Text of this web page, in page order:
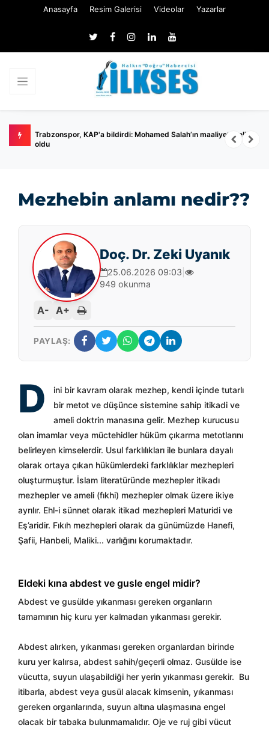
Anasayfa Resim Galerisi Videolar Yazarlar
Trabzonspor, KAP'a bildirdi: Mohamed Salah’ın maaliyeti belli
oldu
Mezhebin anlamı nedir??
Doç. Dr. Zeki Uyanık
25.06.2026 09:03
949 okunma
A- A+
PAYLAŞ:
D
ini bir kavram olarak mezhep, kendi içinde tutarlı
bir metot ve düşünce sistemine sahip itikadi ve
ameli doktrin manasına gelir. Mezhep kurucusu
olan imamlar veya müctehidler hüküm çıkarma metotlarını
belirleyen kimselerdir. Usul farklılıkları ile bunlara dayalı
olarak ortaya çıkan hükümlerdeki farklılıklar mezhepleri
oluşturmuştur. İslam literatüründe mezhepler itikadı
mezhepler ve ameli (fıkhi) mezhepler olmak üzere ikiye
ayrılır. Ehl-i sünnet olarak itikad mezhepleri Maturidi ve
Eş’aridir. Fıkıh mezhepleri olarak da günümüzde Hanefi,
Şafii, Hanbeli, Maliki... varlığını korumaktadır.
Eldeki kına abdest ve gusle engel midir?
Abdest ve gusülde yıkanması gereken organların
tamamının hiç kuru yer kalmadan yıkanması gerekir.
Abdest alırken, yıkanması gereken organlardan birinde
kuru yer kalırsa, abdest sahih/geçerli olmaz. Gusülde ise
vücutta, suyun ulaşabildiği her yerin yıkanması gerekir. Bu
itibarla, abdest veya gusül alacak kimsenin, yıkanması
gereken organlarında, suyun altına ulaşmasına engel
olacak bir tabaka bulunmamalıdır. Oje ve ruj gibi vücut